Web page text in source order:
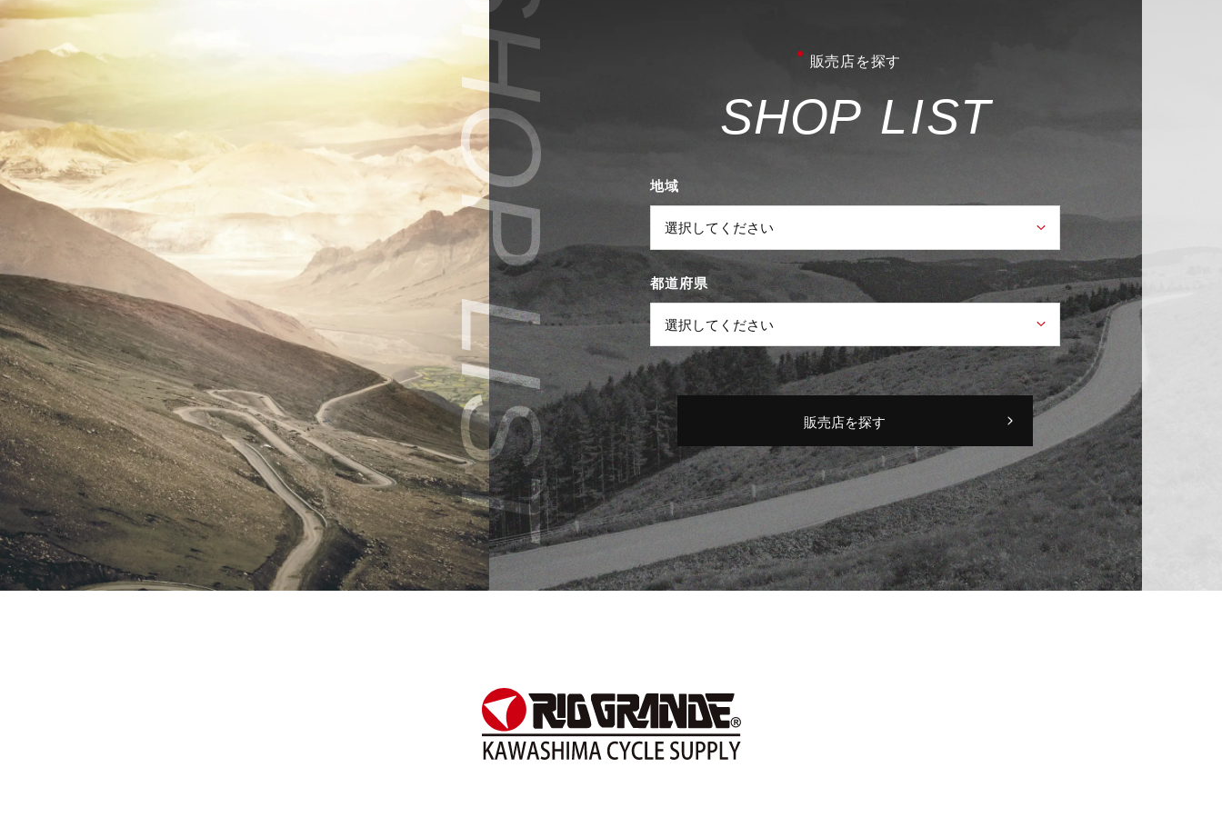
販売店を探す
SHOP LIST
地域
都道府県
販売店を探す